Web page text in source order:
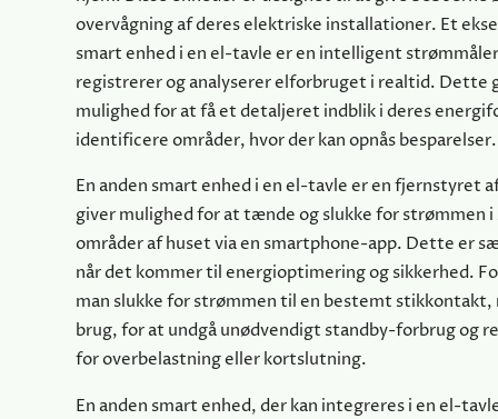
overvågning af deres elektriske installationer. Et
smart enhed i en el-tavle er en intelligent
registrerer og analyserer elforbruget i realtid. Dette
mulighed for at få et detaljeret indblik i deres
identificere områder, hvor der kan opnås besparelser.
En anden smart enhed i en el-tavle er en fjernstyret
giver mulighed for at tænde og slukke for strømmen
områder af huset via en smartphone-app. Dette er
når det kommer til energioptimering og sikkerhed.
man slukke for strømmen til en bestemt stikkontakt,
brug, for at undgå unødvendigt standby-forbrug og
for overbelastning eller kortslutning.
En anden smart enhed, der kan integreres i en el-